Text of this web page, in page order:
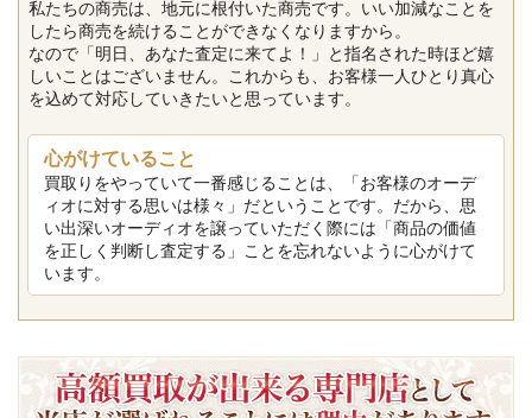
私たちの商売は、地元に根付いた商売です。いい加減なことを
したら商売を続けることができなくなりますから。
なので「明日、あなた査定に来てよ！」と指名された時ほど嬉
しいことはございません。これからも、お客様一人ひとり真心
を込めて対応していきたいと思っています。
心がけていること
買取りをやっていて一番感じることは、「お客様のオーデ
ィオに対する思いは様々」だということです。だから、思
い出深いオーディオを譲っていただく際には「商品の価値
を正しく判断し査定する」ことを忘れないように心がけて
います。